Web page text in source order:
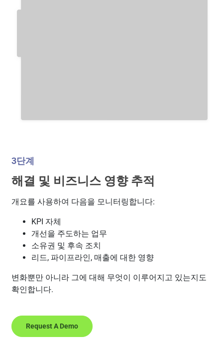
3단계
해결 및 비즈니스 영향 추적
개요를 사용하여 다음을 모니터링합니다:
KPI 자체
개선을 주도하는 업무
소유권 및 후속 조치
리드, 파이프라인, 매출에 대한 영향
변화뿐만 아니라 그에 대해 무엇이 이루어지고 있는지도
확인합니다.
Request A Demo